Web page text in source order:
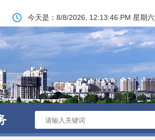
今天是： 8/8/2026, 12:13:47 PM 星期六